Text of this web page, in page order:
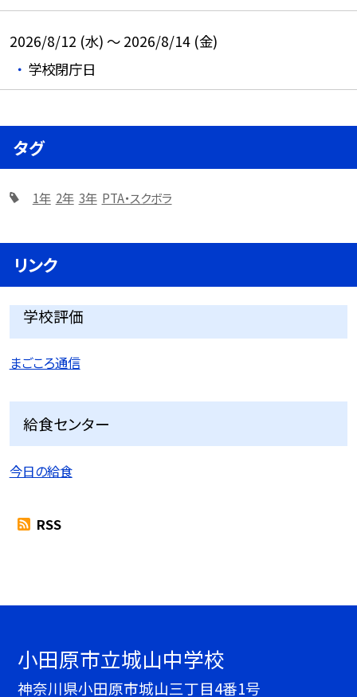
2026/8/12 (水) ～ 2026/8/14 (金)
学校閉庁日
タグ
1年 2年 3年 PTA・スクボラ
リンク
学校評価
まごころ通信
給食センター
今日の給食
RSS
小田原市立城山中学校
神奈川県小田原市城山三丁目4番1号